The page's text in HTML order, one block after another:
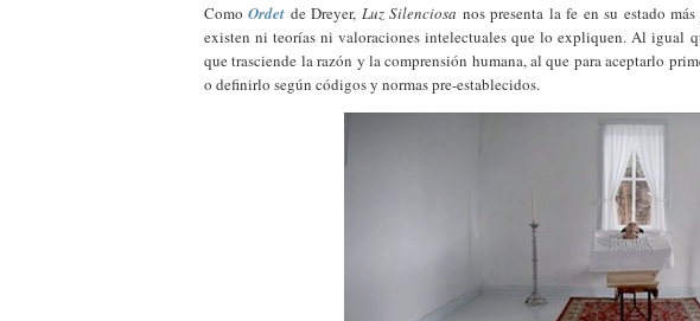
ComoOrdet de Dreyer, Luz Silenciosa nos presenta la fe en su estado
existen ni teorías ni valoraciones intelectuales que lo expliquen. Al igual
que trasciende la razón y la comprensión humana, al que para aceptarlo
o definirlo según códigos y normas pre-establecidos.